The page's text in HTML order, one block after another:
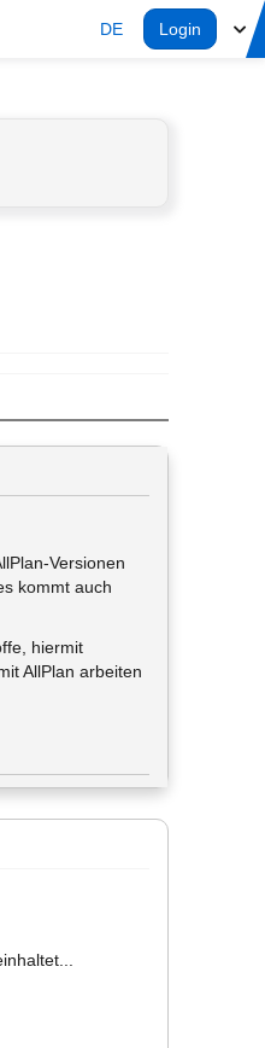
DE Login
Versionen
kommt auch
hiermit
AllPlan arbeiten